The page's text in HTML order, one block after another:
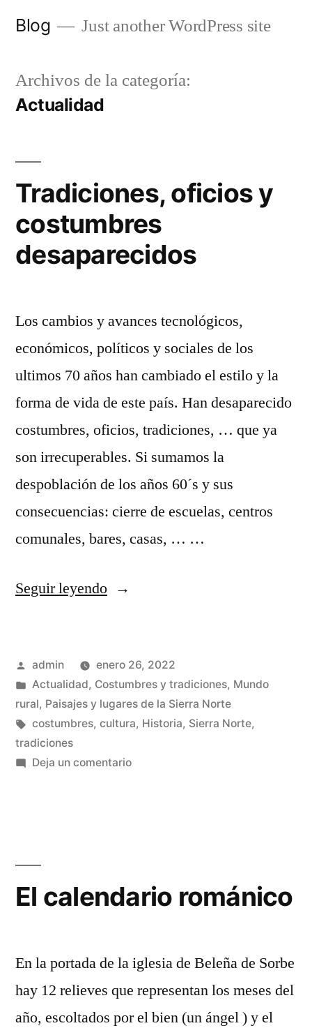
Blog Just another WordPress site
Archivos de la categoría:
Actualidad
Tradiciones, oficios y
costumbres
desaparecidos
Los cambios y avances tecnológicos,
económicos, políticos y sociales de los
ultimos 70 años han cambiado el estilo y la
forma de vida de este país. Han desaparecido
costumbres, oficios, tradiciones, … que ya
son irrecuperables. Si sumamos la
despoblación de los años 60´s y sus
consecuencias: cierre de escuelas, centros
comunales, bares, casas, … …
Seguir leyendo«Tradiciones,
costumbres
desaparecidos»
Publicado
por
admin
enero 26, 2022
Publicado
en
Actualidad, Costumbres y tradiciones, Mundo
rural, Paisajes y lugares de la Sierra Norte
Etiquetas:
costumbres, cultura, Historia, Sierra Norte,
tradiciones
Deja un comentarioen
El calendario románico
En la portada de la iglesia de Beleña de Sorbe
hay 12 relieves que representan los meses del
año, escoltados por el bien (un ángel ) y el